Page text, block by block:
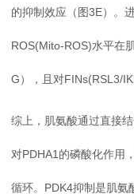
的抑制效应（图3E）。
ROS(Mito-ROS)水平在
G），且对FINs(RSL3/
综上，肌氨酸通过直接
对PDHA1的磷酸化作用
循环。PDK4抑制是肌氨